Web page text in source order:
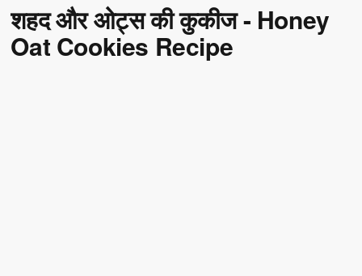
शहद और ओट्स की कुकीज - Honey
Oat Cookies Recipe